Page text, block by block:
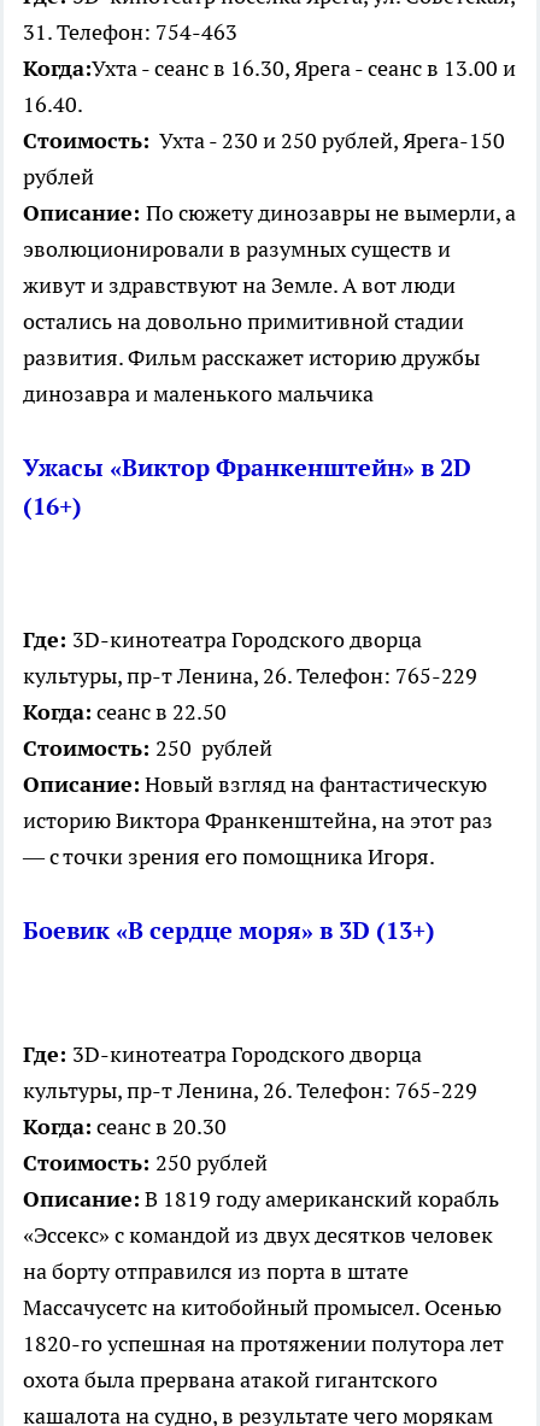
31. Телефон: 754-463
Когда:Ухта - сеанс в 16.30, Ярега - сеанс в 13.00 и
16.40.
Стоимость: Ухта - 230 и 250 рублей, Ярега-150
рублей
Описание: По сюжету динозавры не вымерли, а
эволюционировали в разумных существ и
живут и здравствуют на Земле. А вот люди
остались на довольно примитивной стадии
развития. Фильм расскажет историю дружбы
динозавра и маленького мальчика
Ужасы «ВикторФранкенштейн» в 2D
(16+)
Где: 3D-кинотеатра Городского дворца
культуры, пр-т Ленина, 26. Телефон: 765-229
Когда: сеанс в 22.50
Стоимость: 250 рублей
Описание: Новый взгляд на фантастическую
историю Виктора Франкенштейна, на этот раз
— с точки зрения его помощника Игоря.
Боевик «В сердце моря» в 3D (13+)
Где: 3D-кинотеатра Городского дворца
культуры, пр-т Ленина, 26. Телефон: 765-229
Когда: сеанс в 20.30
Стоимость: 250 рублей
Описание: В 1819 году американский корабль
«Эссекс» с командой из двух десятков человек
на борту отправился из порта в штате
Массачусетс на китобойный промысел. Осенью
1820-го успешная на протяжении полутора лет
охота была прервана атакой гигантского
кашалота на судно, в результате чего морякам